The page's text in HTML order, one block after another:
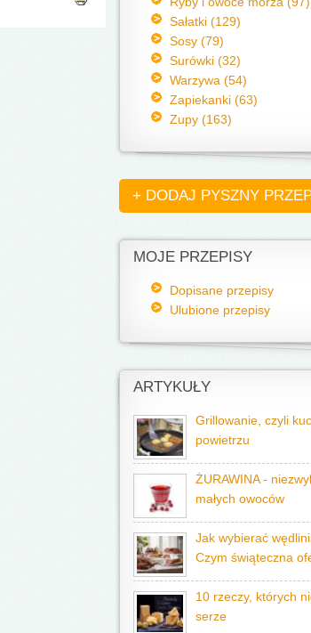
Sałatki (129)
Sosy (79)
Surówki (32)
Warzywa (54)
Zapiekanki (63)
Zupy (163)
+ DODAJ PYSZNY
MOJE PRZEPISY
Dopisane przepisy
Ulubione przepisy
ARTYKUŁY
Grillowanie, czyli
powietrzu
ŻURAWINA -
małych owoców
Jak wybierać
Czym świąteczna
10 rzeczy, których
serze